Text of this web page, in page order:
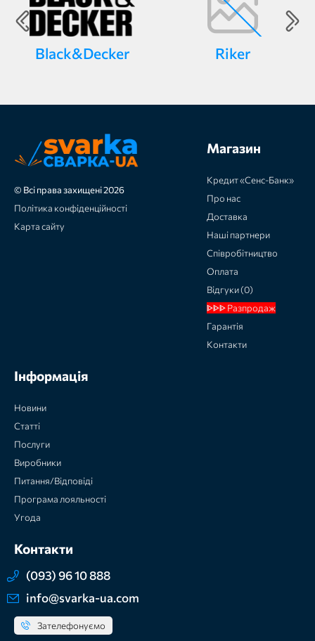
Black&Decker Riker
© Всі права захищені 2026
Політика конфіденційності
Карта сайту
Магазин
Кредит «Сенс-Банк»
Про нас
Доставка
Наші партнери
Співробітництво
Оплата
Відгуки (0)
ᐈᐈᐈ Разпродаж
Гарантія
Контакти
Інформація
Новини
Статті
Послуги
Виробники
Питання/Відповіді
Програма лояльності
Угода
Контакти
(093) 96 10 888
info@svarka-ua.com
Зателефонуємо